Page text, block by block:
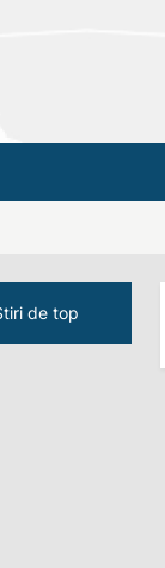
de top